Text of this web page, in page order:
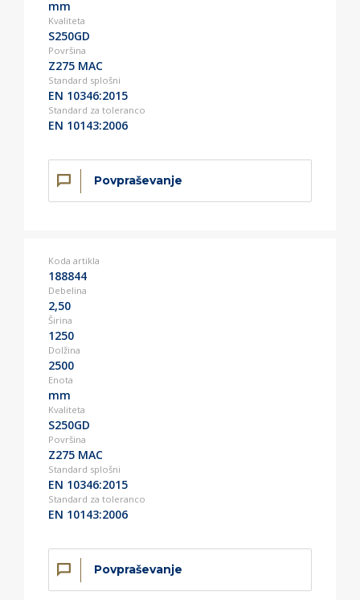
mm
Kvaliteta
S250GD
Površina
Z275 MAC
Standard splošni
EN 10346:2015
Standard za toleranco
EN 10143:2006
Povpraševanje
Koda artikla
188844
Debelina
2,50
Širina
1250
Dolžina
2500
Enota
mm
Kvaliteta
S250GD
Površina
Z275 MAC
Standard splošni
EN 10346:2015
Standard za toleranco
EN 10143:2006
Povpraševanje